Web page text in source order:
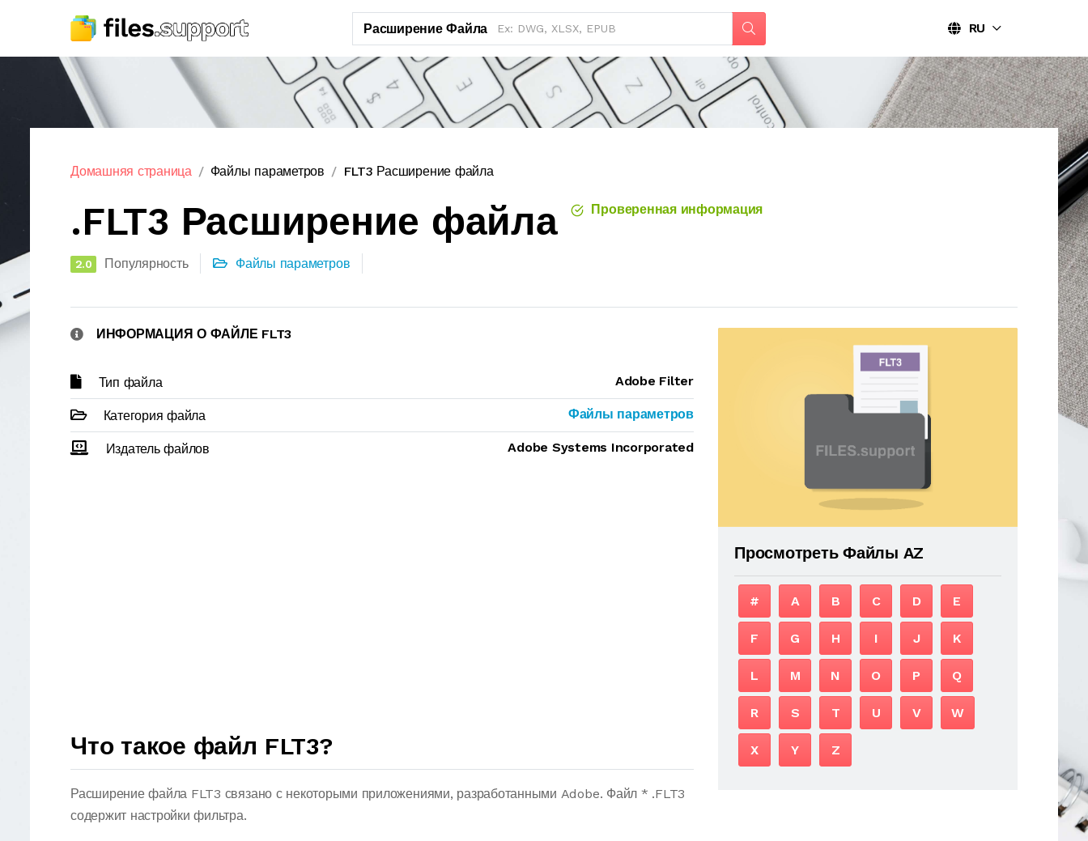
Расширение Файла RU
Домашняя страница Файлы параметров FLT3 Расширение файла
.FLT3 Расширение файла Проверенная информация
2.0 Популярность Файлы параметров
ИНФОРМАЦИЯ О ФАЙЛЕ FLT3
Тип файла Adobe Filter
Категория файла Файлы параметров
Издатель файлов Adobe Systems Incorporated
Что такое файл FLT3?
Расширение файла FLT3 связано с некоторыми приложениями, разработанными Adobe. Файл * .FLT3
содержит настройки фильтра.
Просмотреть Файлы AZ
# A B C D E
F G H I J K
L M N O P Q
R S T U V W
X Y Z